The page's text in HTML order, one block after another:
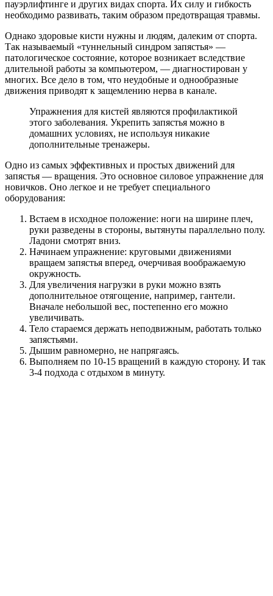
пауэрлифтинге и других видах спорта. Их силу и гибкость
необходимо развивать, таким образом предотвращая травмы.
Однако здоровые кисти нужны и людям, далеким от спорта.
Так называемый «туннельный синдром запястья» —
патологическое состояние, которое возникает вследствие
длительной работы за компьютером, — диагностирован у
многих. Все дело в том, что неудобные и однообразные
движения приводят к защемлению нерва в канале.
Упражнения для кистей являются профилактикой
этого заболевания. Укрепить запястья можно в
домашних условиях, не используя никакие
дополнительные тренажеры.
Одно из самых эффективных и простых движений для
запястья — вращения. Это основное силовое упражнение для
новичков. Оно легкое и не требует специального
оборудования:
Встаем в исходное положение: ноги на ширине плеч,
руки разведены в стороны, вытянуты параллельно полу.
Ладони смотрят вниз.
Начинаем упражнение: круговыми движениями
вращаем запястья вперед, очерчивая воображаемую
окружность.
Для увеличения нагрузки в руки можно взять
дополнительное отягощение, например, гантели.
Вначале небольшой вес, постепенно его можно
увеличивать.
Тело стараемся держать неподвижным, работать только
запястьями.
Дышим равномерно, не напрягаясь.
Выполняем по 10-15 вращений в каждую сторону. И так
3-4 подхода с отдыхом в минуту.